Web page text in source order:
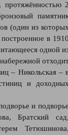
протяжённостью
(один из
в
одной
– Никольская –
и
и
Братский